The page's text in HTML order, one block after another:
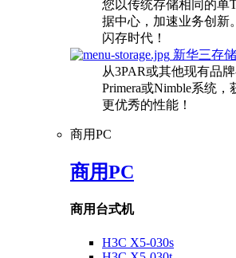
您以传统存储相同的单
据中心，加速业务创新
闪存时代！
新华三存
从3PAR或其他现有品
Primera或Nimble系统，
更优秀的性能！
商用PC
商用PC
商用台式机
H3C X5-030s